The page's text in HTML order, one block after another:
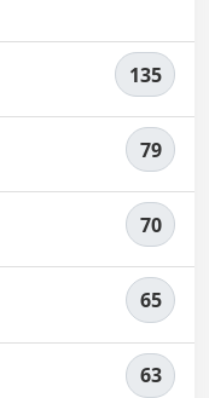
135
79
70
65
63